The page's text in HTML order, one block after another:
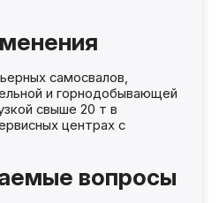
самосвалов,
и горнодобывающей
свыше 20 т в
центрах с
вопросы